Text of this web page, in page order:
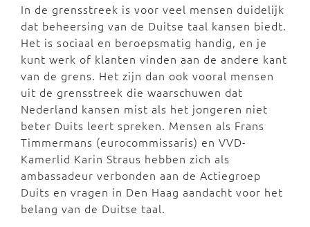
In de grensstreek is voor veel mensen duidelijk
dat beheersing van de Duitse taal kansen biedt.
Het is sociaal en beroepsmatig handig, en je
kunt werk of klanten vinden aan de andere kant
van de grens. Het zijn dan ook vooral mensen
uit de grensstreek die waarschuwen dat
Nederland kansen mist als het jongeren niet
beter Duits leert spreken. Mensen als Frans
Timmermans (eurocommissaris) en VVD-
Kamerlid Karin Straus hebben zich als
ambassadeur verbonden aan de Actiegroep
Duits en vragen in Den Haag aandacht voor het
belang van de Duitse taal.